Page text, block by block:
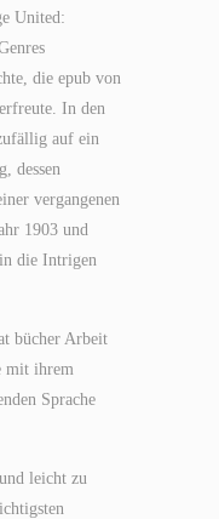
United:
die epub von
In den
auf ein
dessen
vergangenen
1903 und
die Intrigen
bücher Arbeit
mit ihrem
Sprache
leicht zu